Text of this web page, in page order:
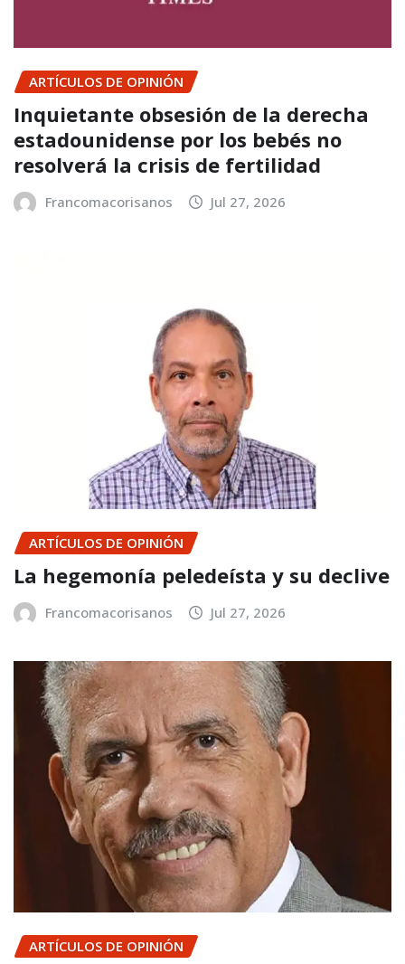
ARTÍCULOS DE OPINIÓN
Inquietante obsesión de la derecha
estadounidense por los bebés no
resolverá la crisis de fertilidad
Francomacorisanos Jul 27, 2026
ARTÍCULOS DE OPINIÓN
La hegemonía peledeísta y su declive
Francomacorisanos Jul 27, 2026
ARTÍCULOS DE OPINIÓN